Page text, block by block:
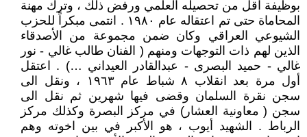
بوظيفة اقل من تحصيله العلمي ورفض ذلك ، وترك مهنة
المحاماة حتى تم اعتقاله عام ١٩٨٠ . انتمى مبكراً للحزب
الشيوعي العراقي وكان ضمن مجموعة من الأصدقاء
الذين لهم ذات التوجهات ومنهم ( الفنان طالب غالي - نور
غالي - حميد البصرى - عبدالقادر العيداني …) . اعتقل
أول مرة بعد انقلاب ٨ شباط عام ١٩٦٣ ، ونقل الى
سجن نقرة السلمان وقضى فيها شهرين ثم نقل الى
سجن ( معاونية العشار) في مركز البصرة وكذلك مركز
الرباط . الشهيد أيوب ، هو الأكبر في بين اخوته وهم